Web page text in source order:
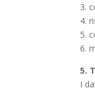
3.
4.
5.
6.
5.
I